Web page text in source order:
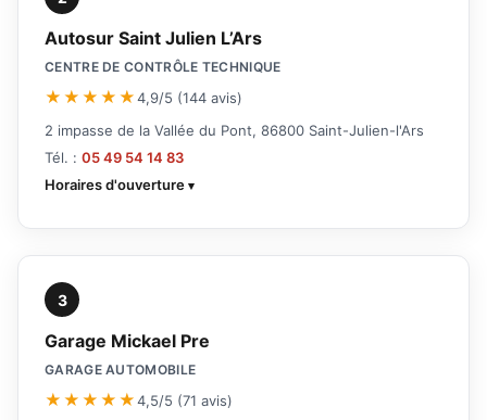
Autosur Saint Julien L’Ars
CENTRE DE CONTRÔLE TECHNIQUE
★★★★★4,9/5 (144 avis)
2 impasse de la Vallée du Pont, 86800 Saint-Julien-l'Ars
Tél. : 05 49 54 14 83
Horaires d'ouverture
3
Garage Mickael Pre
GARAGE AUTOMOBILE
★★★★★4,5/5 (71 avis)